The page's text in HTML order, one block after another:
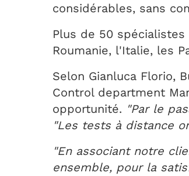
considérables, sans
Plus de 50
Roumanie, l'Italie, les
Selon Gianluca Florio,
Control department
opportunité. "Par le
"Les tests à distance
"En associant notre
ensemble, pour la